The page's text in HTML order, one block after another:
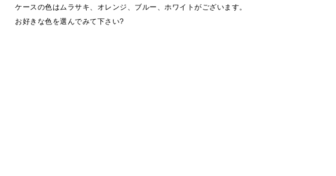
ケースの色はムラサキ、オレンジ、ブルー、ホワイトがございます。
お好きな色を選んでみて下さい?